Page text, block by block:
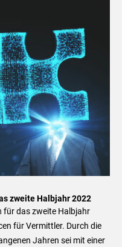
zweite Halbjahr 2022
für das zweite Halbjahr
für Vermittler. Durch die
Jahren sei mit einer